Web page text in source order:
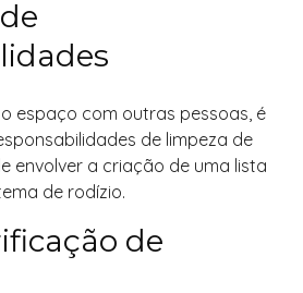
espaço com outras pessoas, é
de limpeza de
envolver a criação de uma lista
de rodízio.
de